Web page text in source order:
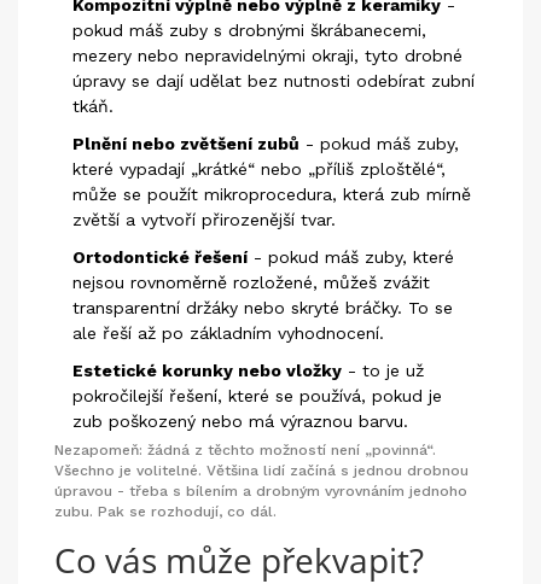
Kompozitní výplně nebo výplně z keramiky -
pokud máš zuby s drobnými škrábanecemi,
mezery nebo nepravidelnými okraji, tyto drobné
úpravy se dají udělat bez nutnosti odebírat zubní
tkáň.
Plnění nebo zvětšení zubů - pokud máš zuby,
které vypadají „krátké“ nebo „příliš zploštělé“,
může se použít mikroprocedura, která zub mírně
zvětší a vytvoří přirozenější tvar.
Ortodontické řešení - pokud máš zuby, které
nejsou rovnoměrně rozložené, můžeš zvážit
transparentní držáky nebo skryté bráčky. To se
ale řeší až po základním vyhodnocení.
Estetické korunky nebo vložky - to je už
pokročilejší řešení, které se používá, pokud je
zub poškozený nebo má výraznou barvu.
Nezapomeň: žádná z těchto možností není „povinná“.
Všechno je volitelné. Většina lidí začíná s jednou drobnou
úpravou - třeba s bílením a drobným vyrovnáním jednoho
zubu. Pak se rozhodují, co dál.
Co vás může překvapit?